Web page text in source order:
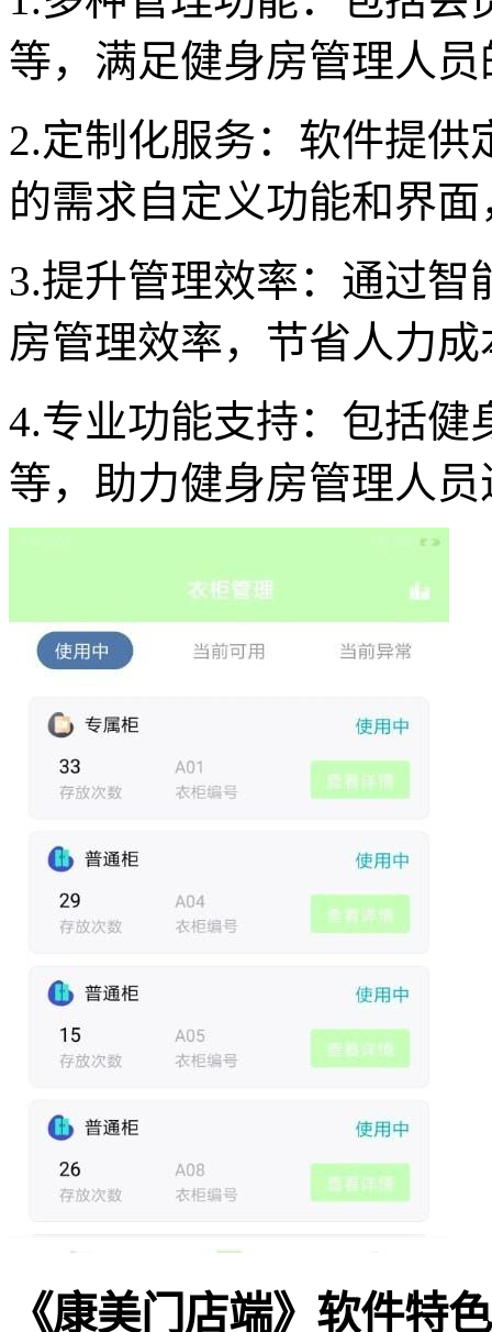
等，满足健身房管理人
2.定制化服务：软件提
的需求自定义功能和界
3.提升管理效率：通过
房管理效率，节省人力
4.专业功能支持：包括健
等，助力健身房管理人
《康美门店端》软件特